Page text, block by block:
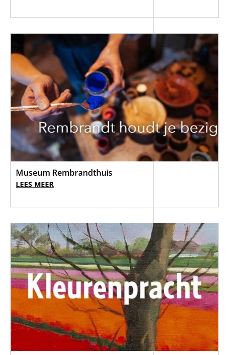
Museum Rembrandthuis
LEES MEER